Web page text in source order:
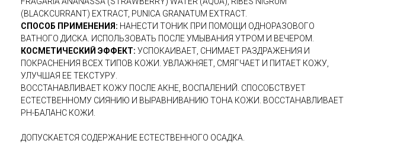
(BLACKCURRANT) EXTRACT, PUNICA GRANATUM EXTRACT.
СПОСОБ ПРИМЕНЕНИЯ: НАНЕСТИ ТОНИК ПРИ ПОМОЩИ ОДНОРАЗОВОГО
ВАТНОГО ДИСКА. ИСПОЛЬЗОВАТЬ ПОСЛЕ УМЫВАНИЯ УТРОМ И ВЕЧЕРОМ.
КОСМЕТИЧЕСКИЙ ЭФФЕКТ: УСПОКАИВАЕТ, СНИМАЕТ РАЗДРАЖЕНИЯ И
ПОКРАСНЕНИЯ ВСЕХ ТИПОВ КОЖИ. УВЛАЖНЯЕТ, СМЯГЧАЕТ И ПИТАЕТ КОЖУ,
УЛУЧШАЯ ЕЕ ТЕКСТУРУ.
ВОССТАНАВЛИВАЕТ КОЖУ ПОСЛЕ АКНЕ, ВОСПАЛЕНИЙ. СПОСОБСТВУЕТ
ЕСТЕСТВЕННОМУ СИЯНИЮ И ВЫРАВНИВАНИЮ ТОНА КОЖИ. ВОССТАНАВЛИВАЕТ
PH-БАЛАНС КОЖИ.
ДОПУСКАЕТСЯ СОДЕРЖАНИЕ ЕСТЕСТВЕННОГО ОСАДКА.